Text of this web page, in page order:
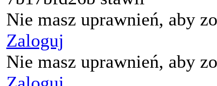
Nie masz uprawnień, aby
Zaloguj
Nie masz uprawnień, aby